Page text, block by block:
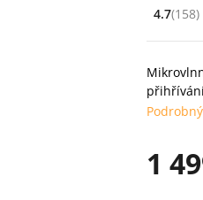
4.7(158)
1